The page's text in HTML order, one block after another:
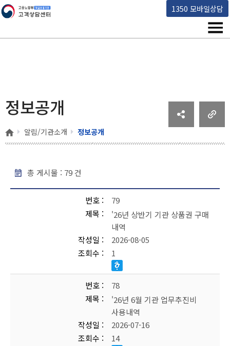
1350 모바일상담
고용노동부 책임운영기관 고객상담센터
메
정보공개
홈 알림/기관소개 정보공개
총 게시물 : 79건
정보공개 - 번호, 제목, 작성일, 조회 , 파일
번호
79
제목
'26년 상반기 기관 상품권 구매
내역
작성일
2026-08-05
조회수
1
번호
78
제목
'26년 6월 기관 업무추진비
사용내역
작성일
2026-07-16
조회수
14